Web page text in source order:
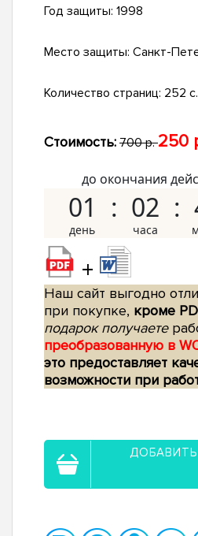
Год защиты: 1998
Место защиты: Санкт-
Количество страниц: 252
Стоимость: 700 р.250
до окончания
01 02
+
Наш сайт выгодно
при покупке, кроме
подарок получаете
преобразованную в
это предоставляет
возможности при